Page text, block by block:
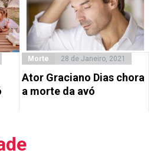
Morte 28 de Janeiro, 2021
Ator Graciano Dias chora
a morte da avó